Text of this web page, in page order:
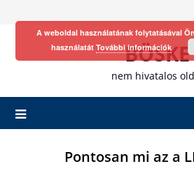
BÖSKE
nem hivatalos
Pontosan mi az a
A weboldal használatának folytatásával
használatát További információk